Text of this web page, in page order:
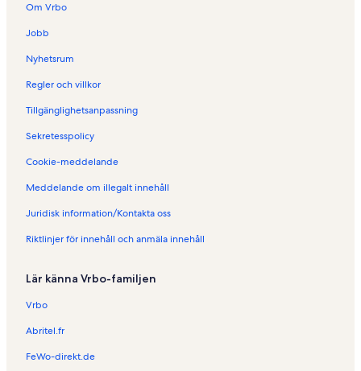
t
e
b
e
d
e
i
e
b
r
Om Vrbo
Jobb
Nyhetsrum
Regler och villkor
Tillgänglighetsanpassning
Sekretesspolicy
Cookie-meddelande
Meddelande om illegalt innehåll
Juridisk information/Kontakta oss
Riktlinjer för innehåll och anmäla innehåll
Lär känna Vrbo-familjen
Vrbo
Abritel.fr
FeWo-direkt.de